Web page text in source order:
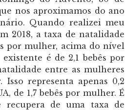
nos aproximamos do ano
Quando realizei meu
2018, a taxa de natalidade
por mulher, acima do nível
é de 2,1 bebês por
entre as mulheres
representa apenas 0,2
de 1,7 bebês por mulher. É
recupera de uma taxa de